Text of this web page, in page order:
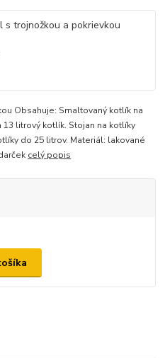
Obsahuje: Smaltovaný kotlík na
litrový kotlík. Stojan na kotlíky
do 25 litrov. Materiál: lakované
celý popis